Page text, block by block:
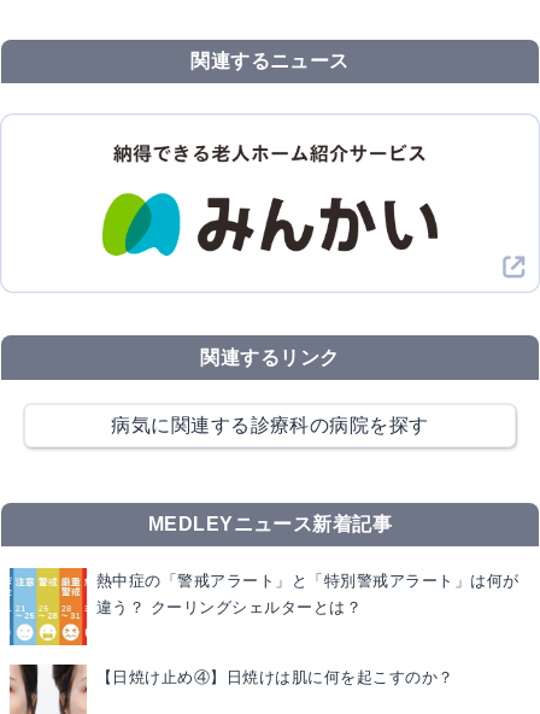
関連するニュース
関連するリンク
病気に関連する診療科の病院を探す
MEDLEYニュース新着記事
熱中症の「警戒アラート」と「特別警戒アラート」は何が
違う？ クーリングシェルターとは？
【日焼け止め④】日焼けは肌に何を起こすのか？